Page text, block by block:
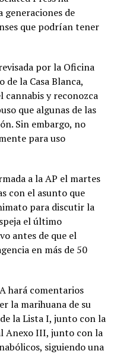
generaciones de
que podrían tener
por la Oficina
la Casa Blanca,
cannabis y reconozca
que algunas de las
Sin embargo, no
para uso
a la AP el martes
con el asunto que
para discutir la
el último
antes de que el
en más de 50
hará comentarios
la marihuana de su
la Lista I, junto con la
Anexo III, junto con la
siguiendo una